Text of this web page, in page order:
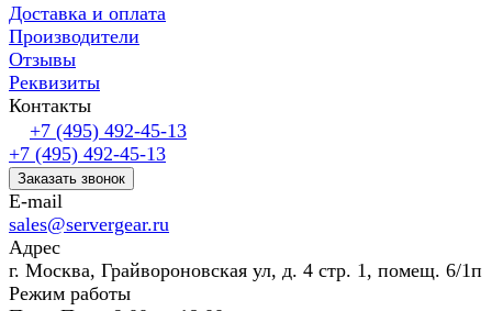
Доставка и оплата
Производители
Отзывы
Реквизиты
Контакты
+7 (495) 492-45-13
+7 (495) 492-45-13
Заказать звонок
E-mail
sales@servergear.ru
Адрес
г. Москва, Грайвороновская ул, д. 4 стр. 1, помещ. 6/1п
Режим работы